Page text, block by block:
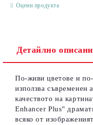
Ние ще се свържем с вас
Оцени продукта
Детайлно
По-живи цветове и
използва съвременен
качеството на
Enhancer Plus"
всяко от